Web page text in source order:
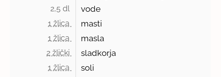
2,5 dl vode
1 žlica masti
1 žlica masla
2 žlički sladkorja
1 žlica soli